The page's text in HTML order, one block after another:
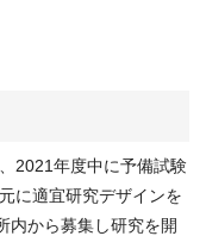
2021年度中に予備試験
に適宜研究デザインを
内から募集し研究を開